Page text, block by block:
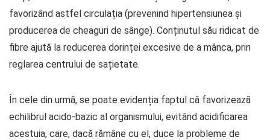
favorizând astfel circulația (prevenind hipertensiunea și
producerea de cheaguri de sânge). Conținutul său ridicat de
fibre ajută la reducerea dorinței excesive de a mânca, prin
reglarea centrului de sațietate.
În cele din urmă, se poate evidenția faptul că favorizează
echilibrul acido-bazic al organismului, evitând acidificarea
acestuia, care, dacă rămâne cu el, duce la probleme de